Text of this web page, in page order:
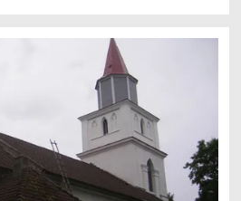
wpisane na listę światowego
i przyrodniczego UNESCO.
w Europie skupisk